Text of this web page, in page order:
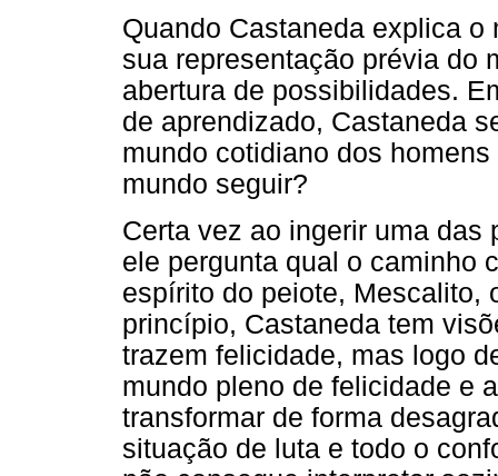
Quando Castaneda explica
sua representação prévia do
abertura de possibilidades.
de aprendizado, Castaneda
mundo cotidiano dos
mundo seguir?
Certa vez ao ingerir uma das
ele pergunta qual o caminho
espírito do peiote, Mescalito,
princípio, Castaneda tem
trazem felicidade, mas logo
mundo pleno de felicidade e
transformar de forma
situação de luta e todo o